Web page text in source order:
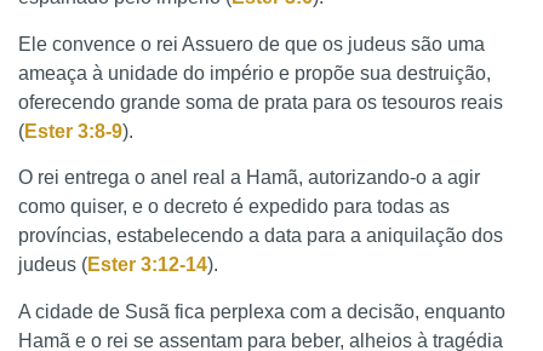
Ele convence o rei Assuero de que os judeus são uma
ameaça à unidade do império e propõe sua destruição,
oferecendo grande soma de prata para os tesouros reais
(Ester 3:8-9).
O rei entrega o anel real a Hamã, autorizando-o a agir
como quiser, e o decreto é expedido para todas as
províncias, estabelecendo a data para a aniquilação dos
judeus (Ester 3:12-14).
A cidade de Susã fica perplexa com a decisão, enquanto
Hamã e o rei se assentam para beber, alheios à tragédia